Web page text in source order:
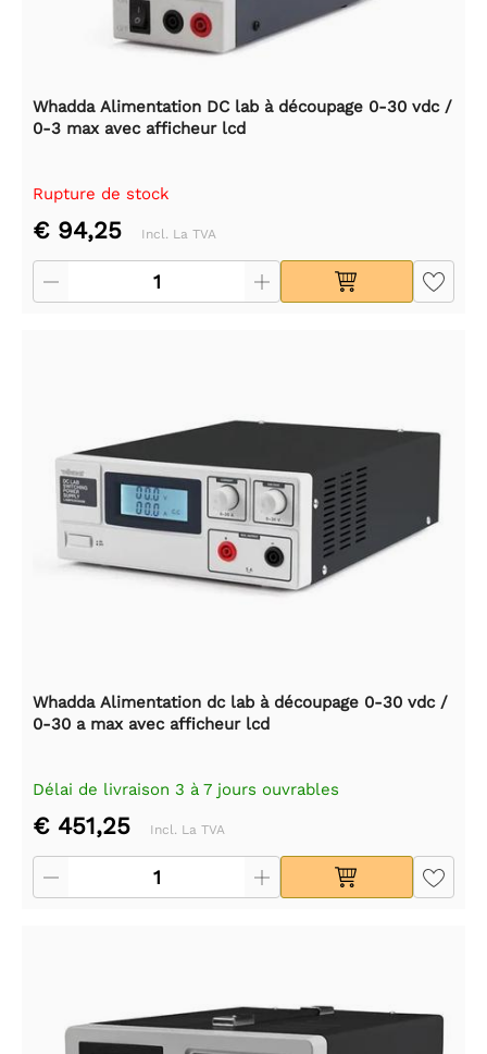
Whadda Alimentation DC lab à découpage 0-30 vdc /
0-3 max avec afficheur lcd
Rupture de stock
€ 94,25 Incl. La TVA
Whadda Alimentation dc lab à découpage 0-30 vdc /
0-30 a max avec afficheur lcd
Délai de livraison 3 à 7 jours ouvrables
€ 451,25 Incl. La TVA